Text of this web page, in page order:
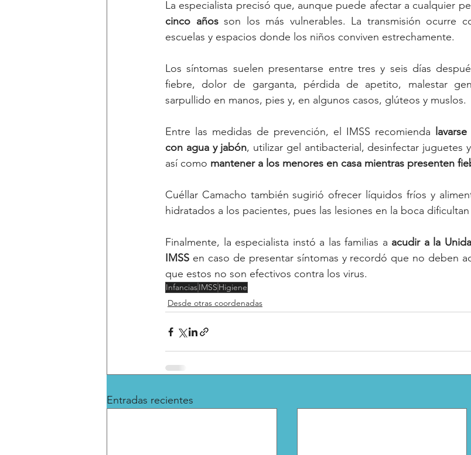
La especialista precisó que, aunque puede afectar a cualquier
cinco años son los más vulnerables. La transmisión ocurre
escuelas y espacios donde los niños conviven estrechamente.
Los síntomas suelen presentarse entre tres y seis días
fiebre, dolor de garganta, pérdida de apetito, malestar
sarpullido en manos, pies y, en algunos casos, glúteos y muslos.
Entre las medidas de prevención, el IMSS recomienda
con agua y jabón, utilizar gel antibacterial, desinfectar juguetes
así como mantener a los menores en casa mientras presenten
Cuéllar Camacho también sugirió ofrecer líquidos fríos y
hidratados a los pacientes, pues las lesiones en la boca
Finalmente, la especialista instó a las familias a acudir a la
IMSS en caso de presentar síntomas y recordó que no deben
que estos no son efectivos contra los virus.
InfanciasIMSS Higiene
Desde otras coordenadas
Entradas recientes